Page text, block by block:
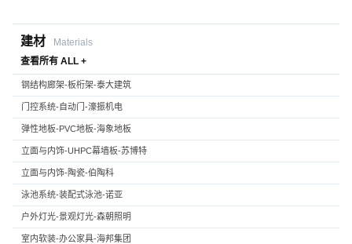
建材
Materials
查看所有 ALL +
钢结构廊架-板桁架-泰大建筑
门控系统-自动门-濠振机电
弹性地板-PVC地板-海象地板
立面与内饰-UHPC幕墙板-苏博特
立面与内饰-陶瓷-伯陶科
泳池系统-装配式泳池-诺亚
户外灯光-景观灯光-森朝照明
室内软装-办公家具-海邦集团